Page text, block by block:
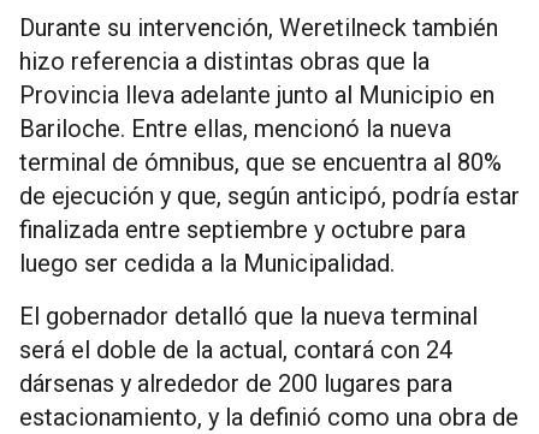
Durante su intervención, Weretilneck también
hizo referencia a distintas obras que la
Provincia lleva adelante junto al Municipio en
Bariloche. Entre ellas, mencionó la nueva
terminal de ómnibus, que se encuentra al 80%
de ejecución y que, según anticipó, podría estar
finalizada entre septiembre y octubre para
luego ser cedida a la Municipalidad.
El gobernador detalló que la nueva terminal
será el doble de la actual, contará con 24
dársenas y alrededor de 200 lugares para
estacionamiento, y la definió como una obra de